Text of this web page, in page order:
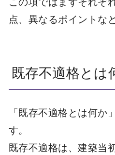
点、異なるポイントな
既存不適格とは
「既存不適格とは何か
す。
既存不適格は、建築当